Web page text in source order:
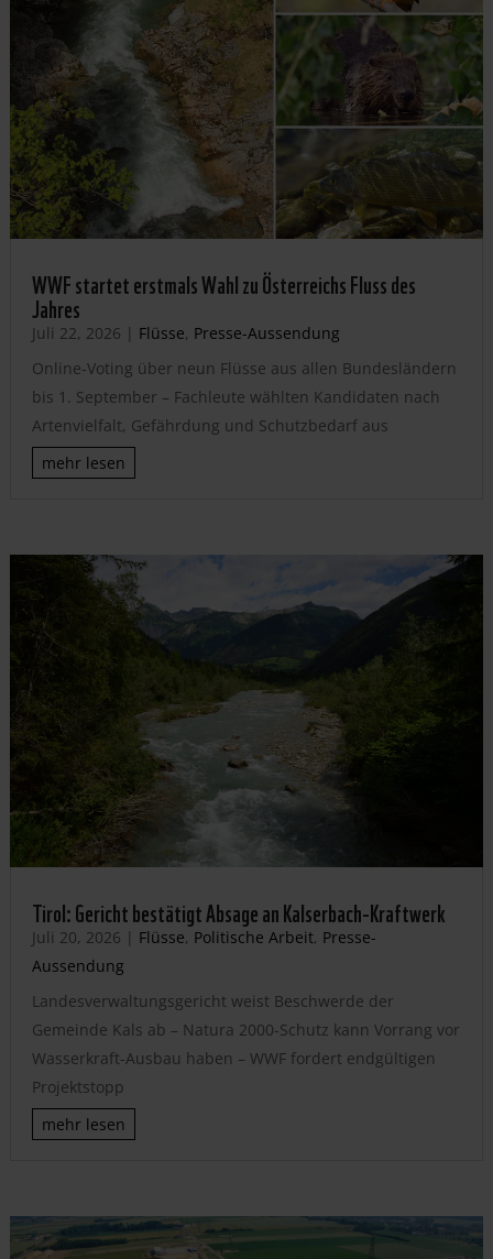
WWF startet erstmals Wahl zu Österreichs Fluss des
Jahres
Juli 22, 2026 | Flüsse, Presse-Aussendung
Online-Voting über neun Flüsse aus allen Bundesländern
bis 1. September – Fachleute wählten Kandidaten nach
Artenvielfalt, Gefährdung und Schutzbedarf aus
mehr lesen
Tirol: Gericht bestätigt Absage an Kalserbach-Kraftwerk
Juli 20, 2026 | Flüsse, Politische Arbeit, Presse-
Aussendung
Landesverwaltungsgericht weist Beschwerde der
Gemeinde Kals ab – Natura 2000-Schutz kann Vorrang vor
Wasserkraft-Ausbau haben – WWF fordert endgültigen
Projektstopp
mehr lesen